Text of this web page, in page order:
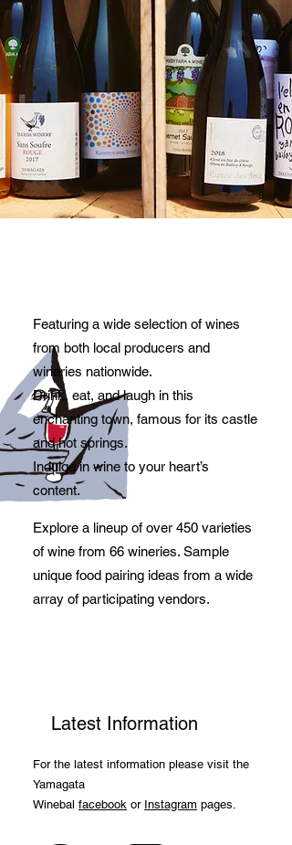
Featuring a wide selection of wines
from both local producers and
wineries nationwide.
Drink, eat, and laugh in this
enchanting town, famous for its castle
and hot springs.
Indulge in wine to your heart’s
content.
Explore a lineup of over 450 varieties
of wine from 66 wineries. Sample
unique food pairing ideas from a wide
array of participating vendors.
Latest Information
For the latest information please visit the
Yamagata
Winebal facebook or Instagram pages.